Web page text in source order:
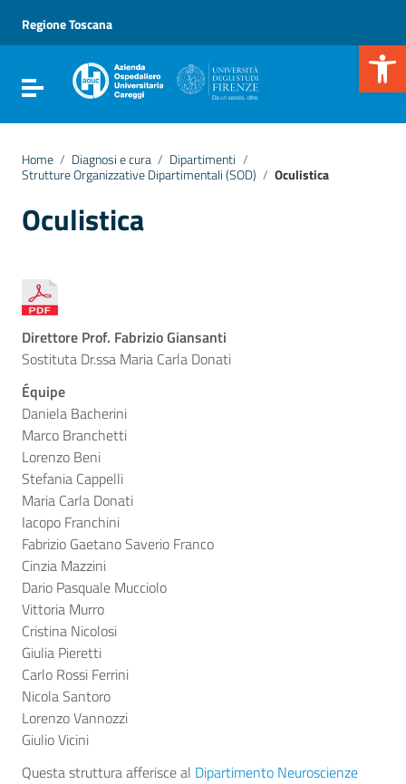
Vai al menu di navigazione
Vai al footer
Regione Toscana
Attiva / disattiva la navigazione
Home / Diagnosi e cura / Dipartimenti /
Strutture Organizzative Dipartimentali (SOD) / Oculistica
Oculistica
Direttore Prof. Fabrizio Giansanti
Sostituta Dr.ssa Maria Carla Donati
Équipe
Daniela Bacherini
Marco Branchetti
Lorenzo Beni
Stefania Cappelli
Maria Carla Donati
Iacopo Franchini
Fabrizio Gaetano Saverio Franco
Cinzia Mazzini
Dario Pasquale Mucciolo
Vittoria Murro
Cristina Nicolosi
Giulia Pieretti
Carlo Rossi Ferrini
Nicola Santoro
Lorenzo Vannozzi
Giulio Vicini
Questa struttura afferisce al Dipartimento Neuroscienze